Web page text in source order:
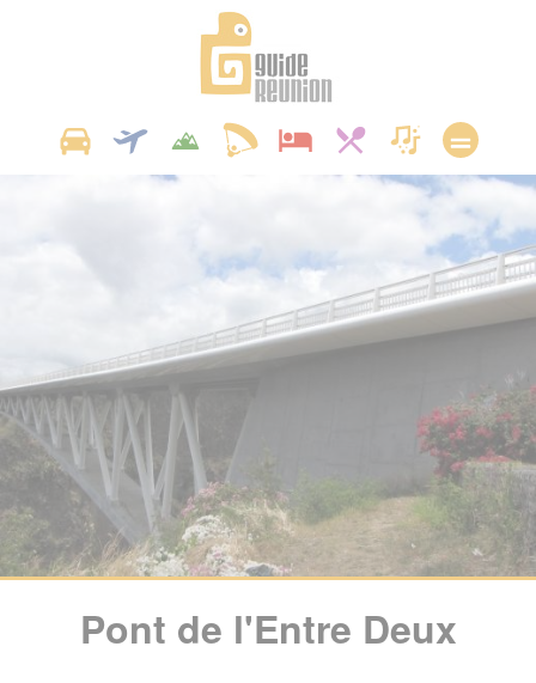
Pont de l'Entre Deux
Panneau de gestion des cookies